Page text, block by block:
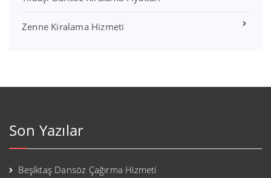
Zenne Kiralama Hizmeti
Son Yazılar
Beşiktaş Dansöz Çağırma Hizmeti